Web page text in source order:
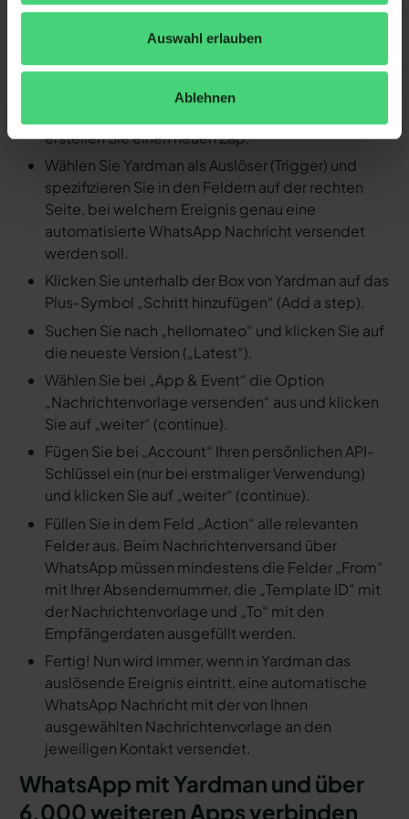
Auswahl erlauben
Ablehnen
Ereignis in Yardman eine
automatisierte WhatsApp
Nachricht versenden
erstellen Sie einen neuen Zap.
Wählen Sie Yardman als Auslöser (Trigger) und
spezifizieren Sie in den Feldern auf der rechten
Seite, bei welchem Ereignis genau eine
automatisierte WhatsApp Nachricht versendet
werden soll.
Klicken Sie unterhalb der Box von Yardman auf das
Plus-Symbol „Schritt hinzufügen“ (Add a step).
Suchen Sie nach „hellomateo“ und klicken Sie auf
die neueste Version („Latest“).
Wählen Sie bei „App & Event“ die Option
„Nachrichtenvorlage versenden“ aus und klicken
Sie auf „weiter“ (continue).
Fügen Sie bei „Account“ Ihren persönlichen API-
Schlüssel ein (nur bei erstmaliger Verwendung)
und klicken Sie auf „weiter“ (continue).
Füllen Sie in dem Feld „Action“ alle relevanten
Felder aus. Beim Nachrichtenversand über
WhatsApp müssen mindestens die Felder „From“
mit Ihrer Absendernummer, die „Template ID“ mit
der Nachrichtenvorlage und „To“ mit den
Empfängerdaten ausgefüllt werden.
Fertig! Nun wird immer, wenn in Yardman das
auslösende Ereignis eintritt, eine automatische
WhatsApp Nachricht mit der von Ihnen
ausgewählten Nachrichtenvorlage an den
jeweiligen Kontakt versendet.
WhatsApp mit Yardman und über
6.000 weiteren Apps verbinden